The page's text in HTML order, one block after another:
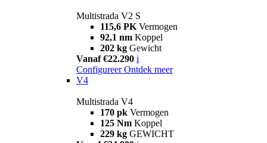
Multistrada V2 S
115,6 PK Vermogen
92,1 nm Koppel
202 kg Gewicht
Vanaf €22.290 i
Configureer Ontdek meer
V4
Multistrada V4
170 pk Vermogen
125 Nm Koppel
229 kg GEWICHT